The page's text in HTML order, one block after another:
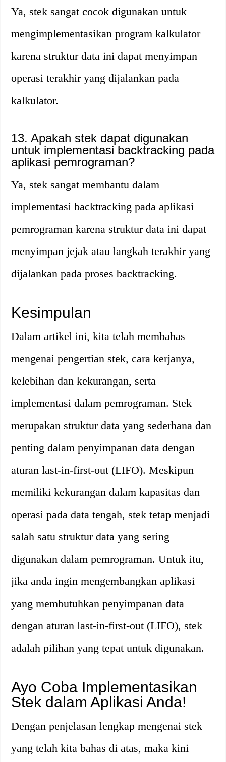
Ya, stek sangat cocok digunakan untuk
mengimplementasikan program kalkulator
karena struktur data ini dapat menyimpan
operasi terakhir yang dijalankan pada
kalkulator.
13. Apakah stek dapat digunakan
untuk implementasi backtracking pada
aplikasi pemrograman?
Ya, stek sangat membantu dalam
implementasi backtracking pada aplikasi
pemrograman karena struktur data ini dapat
menyimpan jejak atau langkah terakhir yang
dijalankan pada proses backtracking.
Kesimpulan
Dalam artikel ini, kita telah membahas
mengenai pengertian stek, cara kerjanya,
kelebihan dan kekurangan, serta
implementasi dalam pemrograman. Stek
merupakan struktur data yang sederhana dan
penting dalam penyimpanan data dengan
aturan last-in-first-out (LIFO). Meskipun
memiliki kekurangan dalam kapasitas dan
operasi pada data tengah, stek tetap menjadi
salah satu struktur data yang sering
digunakan dalam pemrograman. Untuk itu,
jika anda ingin mengembangkan aplikasi
yang membutuhkan penyimpanan data
dengan aturan last-in-first-out (LIFO), stek
adalah pilihan yang tepat untuk digunakan.
Ayo Coba Implementasikan
Stek dalam Aplikasi Anda!
Dengan penjelasan lengkap mengenai stek
yang telah kita bahas di atas, maka kini